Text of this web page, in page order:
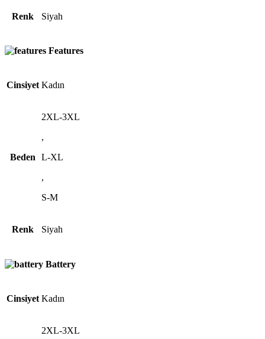
Renk Siyah
Features
Cinsiyet Kadın
Beden
2XL-3XL
,
L-XL
,
S-M
Renk Siyah
Battery
Cinsiyet Kadın
2XL-3XL